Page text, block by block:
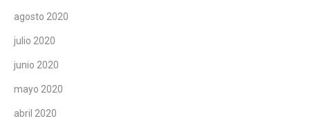
agosto 2020
julio 2020
junio 2020
mayo 2020
abril 2020